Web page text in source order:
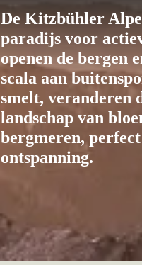
De Kitzbühler
paradijs voor
openen de bergen
scala aan
smelt, veranderen
landschap van
bergmeren,
ontspanning.